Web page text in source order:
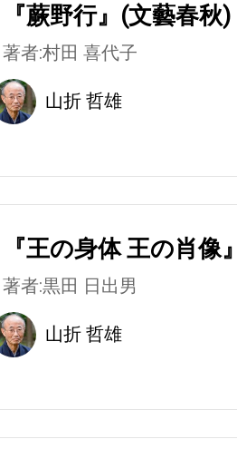
『蕨野行』(文藝春秋)
著者:村田 喜代子
山折 哲雄
『王の身体 王の肖像
著者:黒田 日出男
山折 哲雄